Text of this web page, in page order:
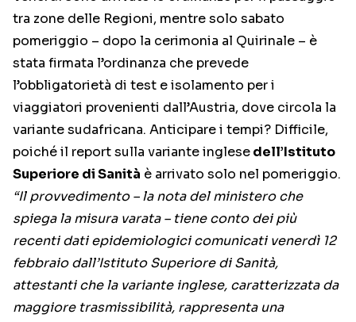
tra zone delle Regioni, mentre solo sabato
pomeriggio – dopo la cerimonia al Quirinale – è
stata firmata l’ordinanza che prevede
l’obbligatorietà di test e isolamento per i
viaggiatori provenienti dall’Austria, dove circola la
variante sudafricana. Anticipare i tempi? Difficile,
poiché il report sulla variante inglesedell’Istituto
Superiore di Sanità è arrivato solo nel pomeriggio.
“Il provvedimento – la nota del ministero che
spiega la misura varata – tiene conto dei più
recenti dati epidemiologici comunicati venerdì 12
febbraio dall’Istituto Superiore di Sanità,
attestanti che la variante inglese, caratterizzata da
maggiore trasmissibilità, rappresenta una